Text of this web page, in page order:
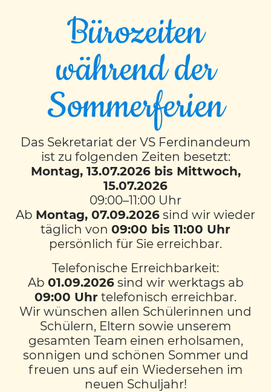
Ina Vonwiller, BEd
Die Kinder auf ihrem Weg begleiten zu dürfen, sie
zu unterstützen und gemeinsam ihre Stärken zu
entdecken ist für mich das Schönste an meinem
Beruf. Es ist mir besonders wichtig ein Umfeld zu
schaffen, in dem sie sich wohl und sicher fühlen
können. Kein Tag ist wie der andere und
langweilig wird es bestimmt auch nie.
ZURÜCK ZUM TEAM
Bürozeiten
während der
Sommerferien
Das Sekretariat der VS Ferdinandeum
ist zu folgenden Zeiten besetzt:
Montag, 13.07.2026 bis Mittwoch,
15.07.2026
09:00–11:00 Uhr
Ab Montag, 07.09.2026 sind wir wieder
täglich von 09:00 bis 11:00 Uhr
persönlich für Sie erreichbar.
Telefonische Erreichbarkeit:
Ab 01.09.2026sind wir werktags ab
09:00 Uhr telefonisch erreichbar.
Wir wünschen allen Schülerinnen und
Schülern, Eltern sowie unserem
gesamten Team einen erholsamen,
sonnigen und schönen Sommer und
freuen uns auf ein Wiedersehen im
neuen Schuljahr!